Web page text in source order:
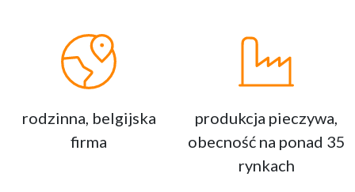
rodzinna, belgijska
firma
produkcja pieczywa,
obecność na ponad 35
rynkach